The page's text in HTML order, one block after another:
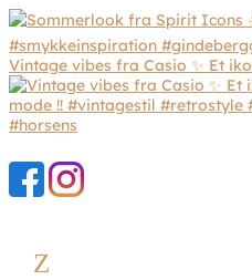
Vintage vibes fra Casio ✨ Et
Z